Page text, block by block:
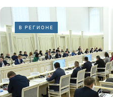
В РЕГИОНЕ